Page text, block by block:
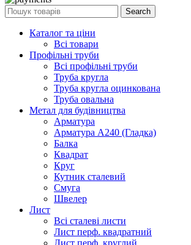
Search
Каталог та ціни
Всі товари
Профільні труби
Всі профільні труби
Труба кругла
Труба кругла оцинкована
Труба овальна
Метал для будівництва
Арматура
Арматура А240 (Гладка)
Балка
Квадрат
Круг
Кутник сталевий
Смуга
Швелер
Лист
Всі сталеві листи
Лист перф. квадратний
Лист перф. круглий